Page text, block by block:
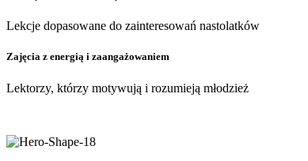
Lekcje dopasowane do zainteresowań nastolatków
Zajęcia z energią i zaangażowaniem
Lektorzy, którzy motywują i rozumieją młodzież